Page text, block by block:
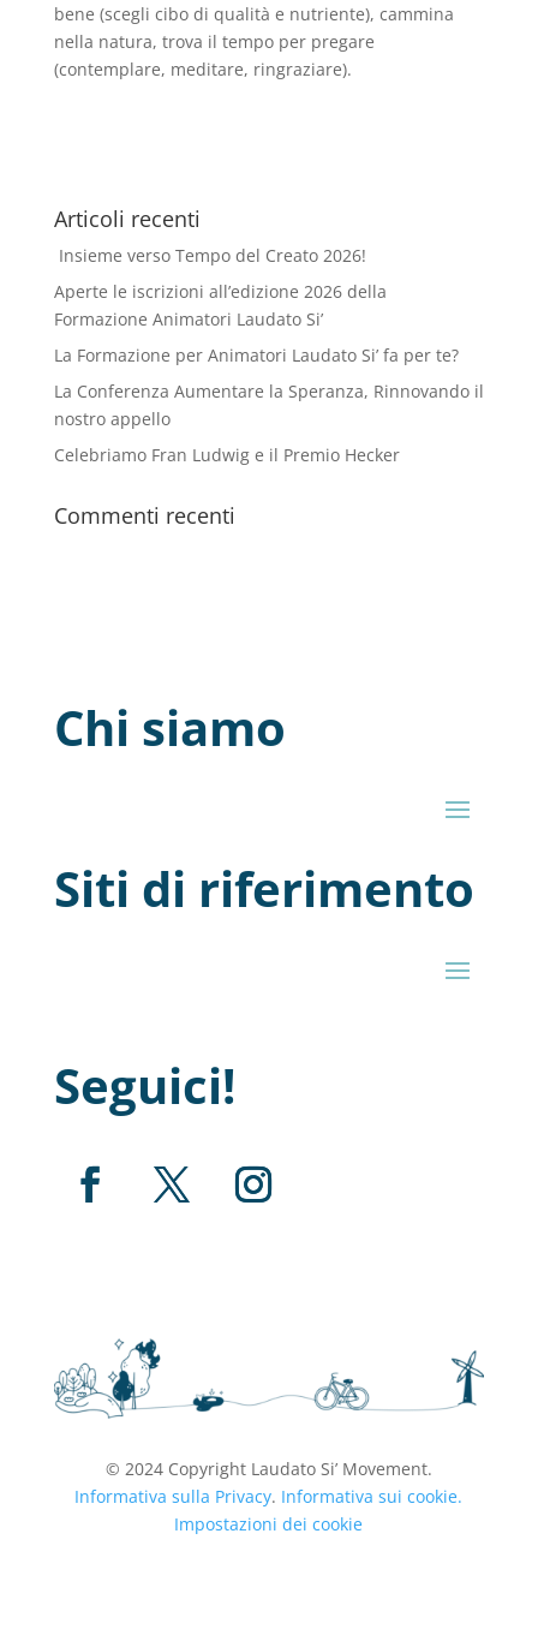
bene (scegli cibo di qualità e nutriente), cammina
nella natura, trova il tempo per pregare
(contemplare, meditare, ringraziare).
Articoli recenti
Insieme verso Tempo del Creato 2026!
Aperte le iscrizioni all’edizione 2026 della
Formazione Animatori Laudato Si’
La Formazione per Animatori Laudato Si’ fa per te?
La Conferenza Aumentare la Speranza, Rinnovando il
nostro appello
Celebriamo Fran Ludwig e il Premio Hecker
Commenti recenti
Chi siamo
Siti di riferimento
Seguici!
© 2024 Copyright Laudato Si’ Movement.
Informativa sulla Privacy. Informativa sui cookie.
Impostazioni dei cookie